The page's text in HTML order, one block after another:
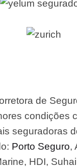
de
condições
seguradoras
Porto Seguro,
HDI,